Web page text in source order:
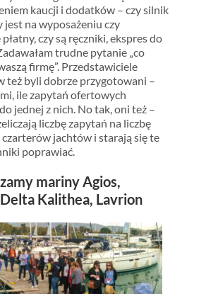
kaucji i dodatków – czy silnik
na wyposażeniu czy
czy są ręczniki, ekspres do
trudne pytanie „co
firmę”. Przedstawiciele
też byli dobrze przygotowani –
ile zapytań ofertowych
jednej z nich. No tak, oni też –
liczbę zapytań na liczbę
jachtów i starają się te
poprawiać.
mariny Agios,
Kalithea, Lavrion